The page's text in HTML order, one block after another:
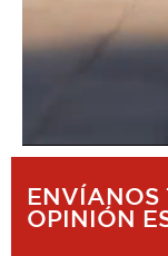
ENVÍANOS
OPINIÓN